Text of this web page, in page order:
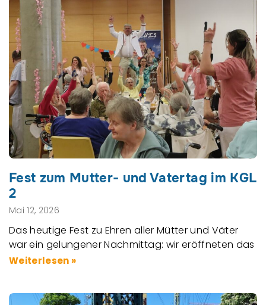
Fest zum Mutter- und Vatertag im KGL
2
Mai 12, 2026
Das heutige Fest zu Ehren aller Mütter und Väter
war ein gelungener Nachmittag: wir eröffneten das
Weiterlesen »